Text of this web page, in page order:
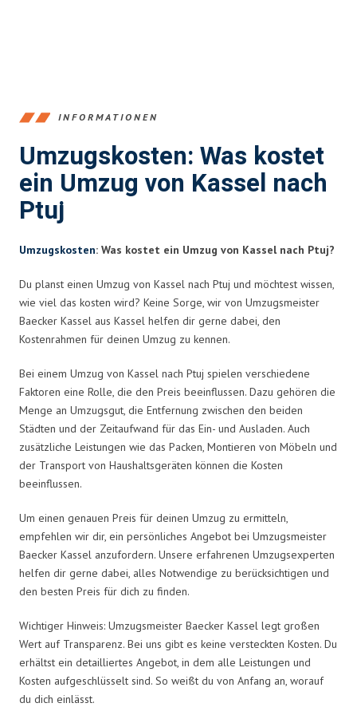
INFORMATIONEN
Umzugskosten: Was kostet
ein Umzug von Kassel nach
Ptuj
Umzugskosten: Was kostet ein Umzug von Kassel nach Ptuj?
Du planst einen Umzug von Kassel nach Ptuj und möchtest wissen,
wie viel das kosten wird? Keine Sorge, wir von Umzugsmeister
Baecker Kassel aus Kassel helfen dir gerne dabei, den
Kostenrahmen für deinen Umzug zu kennen.
Bei einem Umzug von Kassel nach Ptuj spielen verschiedene
Faktoren eine Rolle, die den Preis beeinflussen. Dazu gehören die
Menge an Umzugsgut, die Entfernung zwischen den beiden
Städten und der Zeitaufwand für das Ein- und Ausladen. Auch
zusätzliche Leistungen wie das Packen, Montieren von Möbeln und
der Transport von Haushaltsgeräten können die Kosten
beeinflussen.
Um einen genauen Preis für deinen Umzug zu ermitteln,
empfehlen wir dir, ein persönliches Angebot bei Umzugsmeister
Baecker Kassel anzufordern. Unsere erfahrenen Umzugsexperten
helfen dir gerne dabei, alles Notwendige zu berücksichtigen und
den besten Preis für dich zu finden.
Wichtiger Hinweis: Umzugsmeister Baecker Kassel legt großen
Wert auf Transparenz. Bei uns gibt es keine versteckten Kosten. Du
erhältst ein detailliertes Angebot, in dem alle Leistungen und
Kosten aufgeschlüsselt sind. So weißt du von Anfang an, worauf
du dich einlässt.